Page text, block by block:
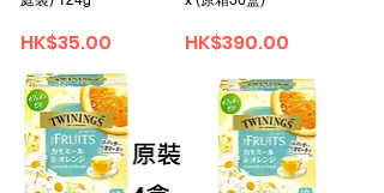
Price
HK$35.00 Price
HK$390.00